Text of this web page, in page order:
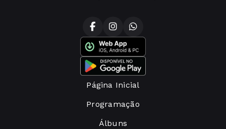
Página Inicial
Programação
Álbuns